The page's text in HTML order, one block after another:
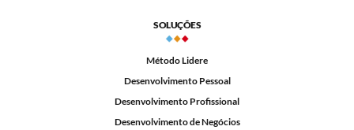
SOLUÇÕES
Método Lidere
Desenvolvimento Pessoal
Desenvolvimento Profissional
Desenvolvimento de Negócios